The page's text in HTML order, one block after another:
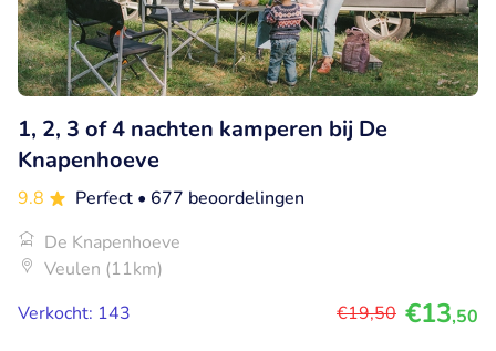
1, 2, 3 of 4 nachten kamperen bij De
Knapenhoeve
9.8 Perfect • 677 beoordelingen
De Knapenhoeve
Veulen (11km)
Verkocht: 143
€19,50 €13,50